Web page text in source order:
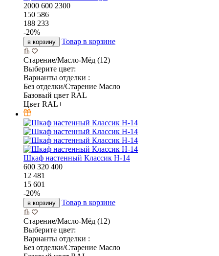
2000 600 2300
150 586
188 233
-20%
в корзину Товар в корзине
Старение/Масло-Мёд (12)
Выберите цвет:
Варианты отделки :
Без отделки/Старение Масло
Базовый цвет RAL
Цвет RAL+
Шкаф настенный Классик Н-14
600 320 400
12 481
15 601
-20%
в корзину Товар в корзине
Старение/Масло-Мёд (12)
Выберите цвет:
Варианты отделки :
Без отделки/Старение Масло